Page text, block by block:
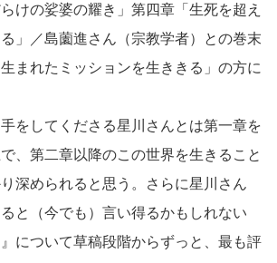
けの娑婆の耀き」第四章「生死を超え
」／島薗進さん（宗教学者）との巻末
まれたミッションを生ききる」の方に
をしてくださる星川さんとは第一章を
、第二章以降のこの世界を生きること
深められると思う。さらに星川さん
と（今でも）言い得るかもしれない
』について草稿段階からずっと、最も評